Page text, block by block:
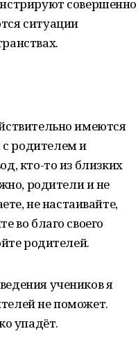
совершенно
ситуации
имеются
родителем и
кто-то из близких
родители и не
не настаивайте,
во благо своего
родителей.
учеников я
не поможет.
упадёт.